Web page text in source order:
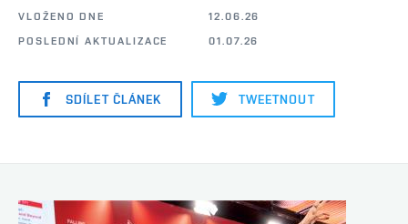
VLOŽENO DNE
12.06.26
POSLEDNÍ AKTUALIZACE
01.07.26
SDÍLET ČLÁNEK TWEETNOUT